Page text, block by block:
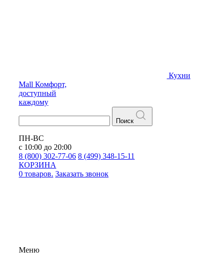
Кухни
Mall Комфорт,
доступный
каждому
Поиск
ПН-ВС
с 10:00 до 20:00
8 (800) 302-77-06 8 (499) 348-15-11
КОРЗИНА
0 товаров. Заказать звонок
Меню